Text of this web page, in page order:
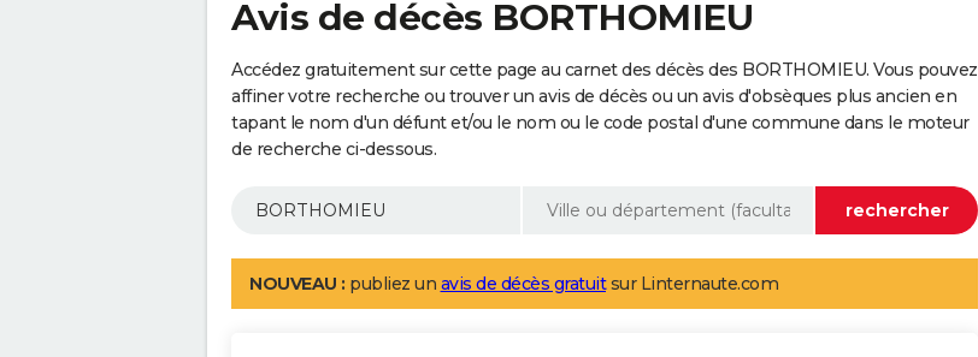
Avis de décès BORTHOMIEU
Accédez gratuitement sur cette page au carnet des décès des BORTHOMIEU. Vous pouvez
affiner votre recherche ou trouver un avis de décès ou un avis d'obsèques plus ancien en
tapant le nom d'un défunt et/ou le nom ou le code postal d'une commune dans le moteur
de recherche ci-dessous.
NOUVEAU : publiez un avis de décès gratuitsur Linternaute.com